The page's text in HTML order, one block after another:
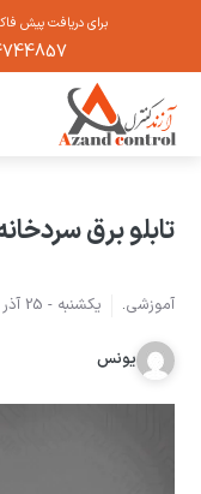
برای دریافت پیش
تابلو برق
آموزشی. یکشنبه - 25 آذر 1403
یونس